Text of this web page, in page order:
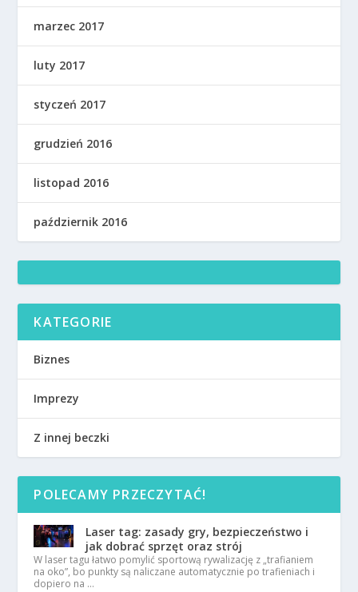
marzec 2017
luty 2017
styczeń 2017
grudzień 2016
listopad 2016
październik 2016
KATEGORIE
Biznes
Imprezy
Z innej beczki
POLECAMY PRZECZYTAĆ!
Laser tag: zasady gry, bezpieczeństwo i
jak dobrać sprzęt oraz strój
W laser tagu łatwo pomylić sportową rywalizację z „trafianiem
na oko”, bo punkty są naliczane automatycznie po trafieniach i
dopiero na …